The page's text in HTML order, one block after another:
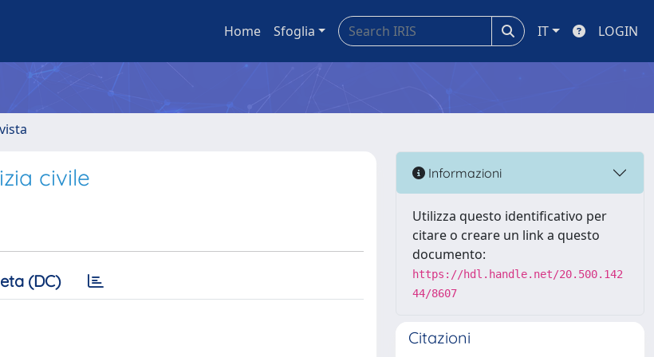
Home Sfoglia IT LOGIN
civile
(DC)
Informazioni
Utilizza questo identificativo per
citare o creare un link a questo
documento:
https://hdl.handle.net/20.500.142
44/8607
Citazioni